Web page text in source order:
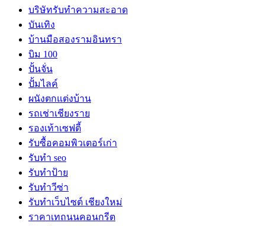
บริษัทรับทำความสะอาด
บันเทิง
บ้านมือสองรามอินทรา
บิม 100
ปั้นจั่น
ปั้มไลค์
ผนังตกแต่งบ้าน
รถเช่าเชียงราย
รองเท้าเซฟตี้
รับซื้อคอมพิวเตอร์เก่า
รับทำ seo
รับทำป้าย
รับทำวีซ่า
รับทำเว็บไซต์ เชียงใหม่
ราคาเทถนนคอนกรีต